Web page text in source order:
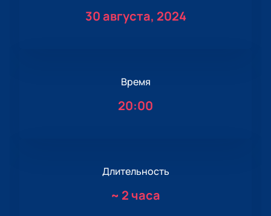
30 августа, 2024
Время
20:00
Длительность
~ 2 часа